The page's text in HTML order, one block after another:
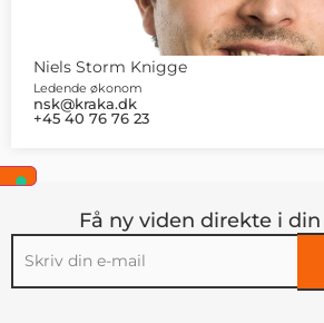
Niels Storm Knigge
Ledende økonom
nsk@kraka.dk
+45 40 76 76 23
Få ny viden direkte i